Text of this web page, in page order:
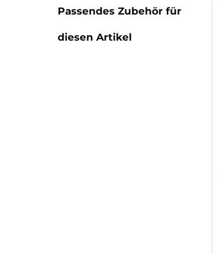
Passendes Zubehör für
diesen Artikel